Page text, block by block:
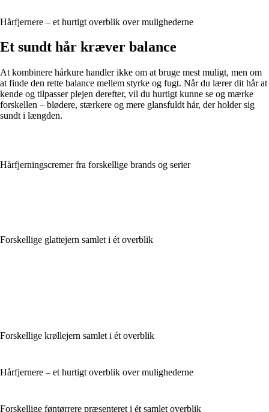
Hårfjernere – et hurtigt overblik over mulighederne
Et sundt hår kræver balance
At kombinere hårkure handler ikke om at bruge mest muligt, men om
at finde den rette balance mellem styrke og fugt. Når du lærer dit hår at
kende og tilpasser plejen derefter, vil du hurtigt kunne se og mærke
forskellen – blødere, stærkere og mere glansfuldt hår, der holder sig
sundt i længden.
Hårfjerningscremer fra forskellige brands og serier
Forskellige glattejern samlet i ét overblik
Forskellige krøllejern samlet i ét overblik
Hårfjernere – et hurtigt overblik over mulighederne
Forskellige føntørrere præsenteret i ét samlet overblik